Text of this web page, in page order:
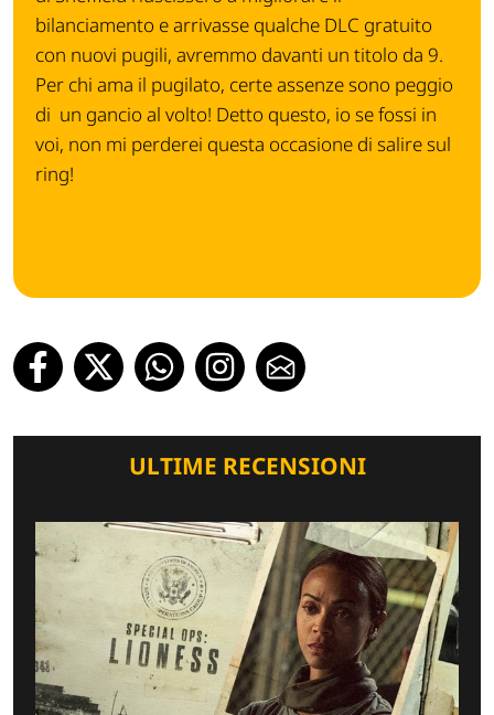
bilanciamento e arrivasse qualche DLC gratuito
con nuovi pugili, avremmo davanti un titolo da 9.
Per chi ama il pugilato, certe assenze sono peggio
di un gancio al volto! Detto questo, io se fossi in
voi, non mi perderei questa occasione di salire sul
ring!
ULTIME RECENSIONI